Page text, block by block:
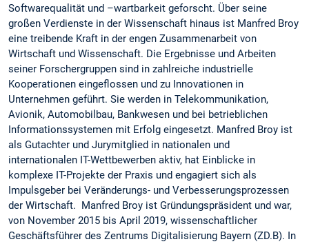
Softwarequalität und –wartbarkeit geforscht. Über seine
großen Verdienste in der Wissenschaft hinaus ist Manfred Broy
eine treibende Kraft in der engen Zusammenarbeit von
Wirtschaft und Wissenschaft. Die Ergebnisse und Arbeiten
seiner Forschergruppen sind in zahlreiche industrielle
Kooperationen eingeflossen und zu Innovationen in
Unternehmen geführt. Sie werden in Telekommunikation,
Avionik, Automobilbau, Bankwesen und bei betrieblichen
Informationssystemen mit Erfolg eingesetzt. Manfred Broy ist
als Gutachter und Jurymitglied in nationalen und
internationalen IT-Wettbewerben aktiv, hat Einblicke in
komplexe IT-Projekte der Praxis und engagiert sich als
Impulsgeber bei Veränderungs- und Verbesserungsprozessen
der Wirtschaft. Manfred Broy ist Gründungspräsident und war,
von November 2015 bis April 2019, wissenschaftlicher
Geschäftsführer des Zentrums Digitalisierung Bayern (ZD.B). In